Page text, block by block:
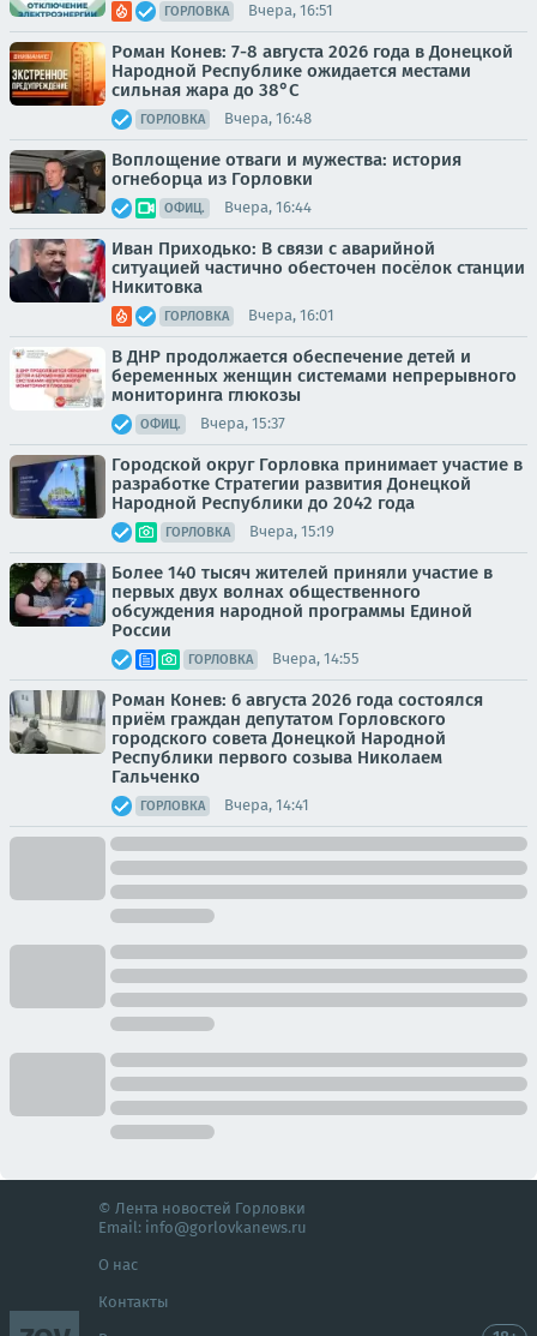
ГОРЛОВКА Вчера, 16:51
Роман Конев: 7-8 августа 2026 года в Донецкой
Народной Республике ожидается местами
сильная жара до 38°С
ГОРЛОВКА Вчера, 16:48
Воплощение отваги и мужества: история
огнеборца из Горловки
ОФИЦ. Вчера, 16:44
Иван Приходько: В связи с аварийной
ситуацией частично обесточен посёлок станции
Никитовка
ГОРЛОВКА Вчера, 16:01
В ДНР продолжается обеспечение детей и
беременных женщин системами непрерывного
мониторинга глюкозы
ОФИЦ. Вчера, 15:37
Городской округ Горловка принимает участие в
разработке Стратегии развития Донецкой
Народной Республики до 2042 года
ГОРЛОВКА Вчера, 15:19
Более 140 тысяч жителей приняли участие в
первых двух волнах общественного
обсуждения народной программы Единой
России
ГОРЛОВКА Вчера, 14:55
Роман Конев: 6 августа 2026 года состоялся
приём граждан депутатом Горловского
городского совета Донецкой Народной
Республики первого созыва Николаем
Гальченко
ГОРЛОВКА Вчера, 14:41
© Лента новостей Горловки
Email: info@gorlovkanews.ru
О нас
Контакты